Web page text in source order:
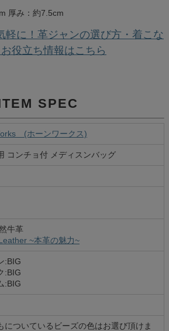
厚み：約7.5cm
軽に！革ジャンの選び方・着こな
お役立ち情報はこちら
SPEC
(ホーンワークス)
コンチョ付 メディスンバッグ
牛革
~本革の魅力~
:BIG
:BIG
:BIG
についているビーズの色はお選び頂けま